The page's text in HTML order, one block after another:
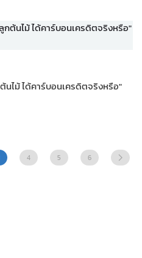
ไม้ ได้คาร์บอนเครดิตจริงหรือ"
4 5 6